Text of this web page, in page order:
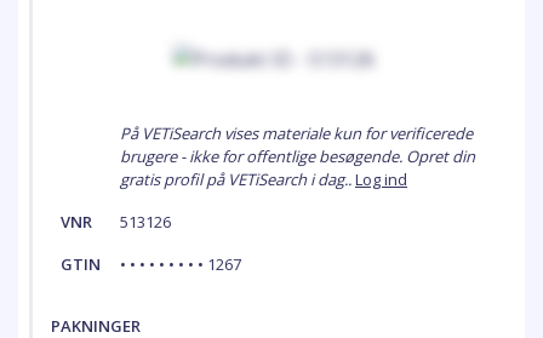
På VETiSearch vises materiale kun for verificerede
brugere - ikke for offentlige besøgende. Opret din
gratis profil på VETiSearch i dag..Log ind
VNR
513126
GTIN
• • • • • • • • • 1267
PAKNINGER